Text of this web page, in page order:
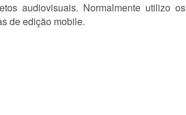
audiovisuais. Normalmente utilizo os
de edição mobile.